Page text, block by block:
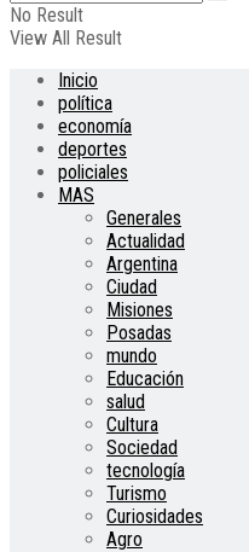
No Result
View All Result
Inicio
política
economía
deportes
policiales
MAS
Generales
Actualidad
Argentina
Ciudad
Misiones
Posadas
mundo
Educación
salud
Cultura
Sociedad
tecnología
Turismo
Curiosidades
Agro